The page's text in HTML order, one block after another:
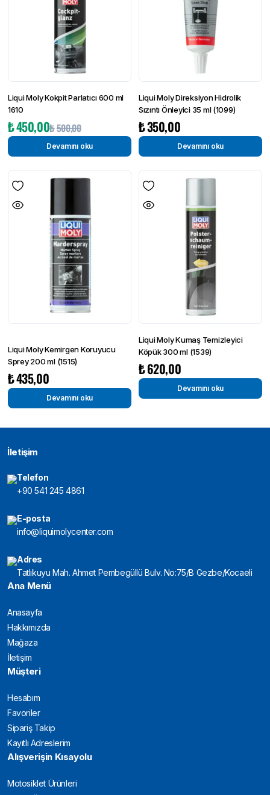
Liqui Moly Kokpit Parlatıcı 600 ml
1610
₺500,00Orijinal
fiyat:
₺450,00
Şu
andaki
₺450,00.
Devamını oku
Liqui Moly Direksiyon Hidrolik
Sızıntı Önleyici 35 ml (1099)
₺350,00
Devamını oku
Liqui Moly Kemirgen Koruyucu
Sprey 200 ml (1515)
₺435,00
Devamını oku
Liqui Moly Kumaş Temizleyici
Köpük 300 ml (1539)
₺620,00
Devamını oku
İletişim
Telefon
+90 541 245 4861
E-posta
info@liquimolycenter.com
Adres
Tatlıkuyu Mah. Ahmet Pembegüllü Bulv. No:75/B Gezbe/Kocaeli
Ana Menü
Anasayfa
Hakkımızda
Mağaza
İletişim
Müşteri
Hesabım
Favoriler
Sipariş Takip
Kayıtlı Adreslerim
Alışverişin Kısayolu
Motosiklet Ürünleri